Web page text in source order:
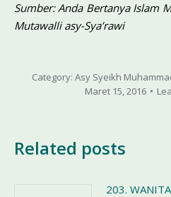
Sumber: Anda Bertanya Islam
Mutawalli asy-Sya’rawi
Category: Asy Syeikh
Maret 15, 2016
Related posts
203.